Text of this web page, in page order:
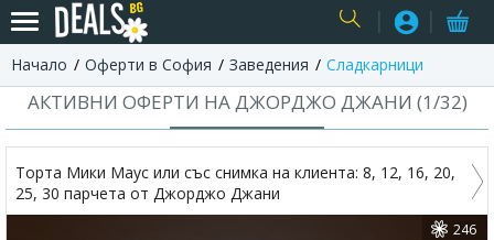
USER
Начало Оферти в София Заведения Сладкарници
АКТИВНИ ОФЕРТИ НА ДЖОРДЖО ДЖАНИ (1/32)
Торта Мики Маус или със снимка на клиента: 8, 12, 16, 20,
25, 30 парчета от Джорджо Джани
246